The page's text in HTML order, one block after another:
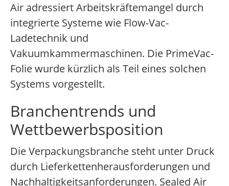
Air adressiert Arbeitskräftemangel durch
integrierte Systeme wie Flow-Vac-
Ladetechnik und
Vakuumkammermaschinen. Die PrimeVac-
Folie wurde kürzlich als Teil eines solchen
Systems vorgestellt.
Branchentrends und
Wettbewerbsposition
Die Verpackungsbranche steht unter Druck
durch Lieferkettenherausforderungen und
Nachhaltigkeitsanforderungen. Sealed Air